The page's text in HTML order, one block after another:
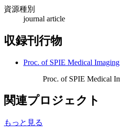
資源種別
journal article
収録刊行物
Proc. of SPIE Medical
Proc. of SPIE Medical
関連プロジェクト
もっと見る